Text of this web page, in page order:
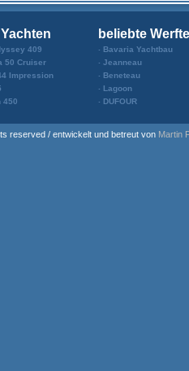
409
50 Cruiser
Impression
450
beliebte
Bavaria Yachtbau
Jeanneau
Beneteau
Lagoon
DUFOUR
reserved / entwickelt und betreut von Martin